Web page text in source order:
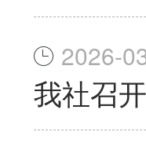
2026-
我社召